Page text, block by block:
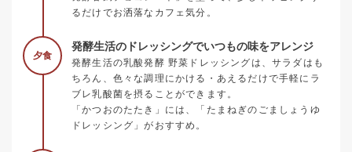
るだけでお洒落なカフェ気分。
夕食
発酵生活のドレッシングでいつもの味をアレンジ
発酵生活の乳酸発酵 野菜ドレッシングは、サラダはも
ちろん、色々な調理にかける・あえるだけで手軽にラ
ブレ乳酸菌を摂ることができます。
「かつおのたたき」には、「たまねぎのごましょうゆ
ドレッシング」がおすすめ。